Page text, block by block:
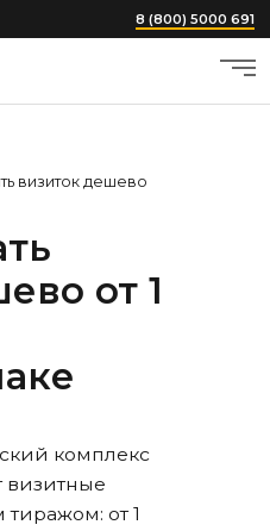
8 (800) 5000 691
визиток дешево
от 1
комплекс
визитные
от 1